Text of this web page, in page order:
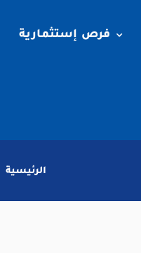
فرص إستثمارية
الرئيسية